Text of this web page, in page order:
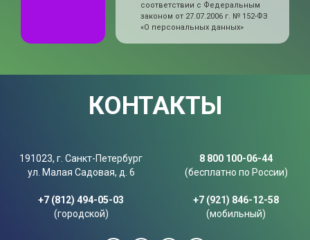
соответствии с Федеральным
законом от 27.07.2006 г. № 152-ФЗ
«О персональных данных»
КОНТАКТЫ
191023, г. Санкт-Петербург
ул. Малая Садовая, д. 6
8 800 100-06-44
(бесплатно по России)
+7 (812) 494-05-03
(городской)
+7 (921) 846-12-58
(мобильный)